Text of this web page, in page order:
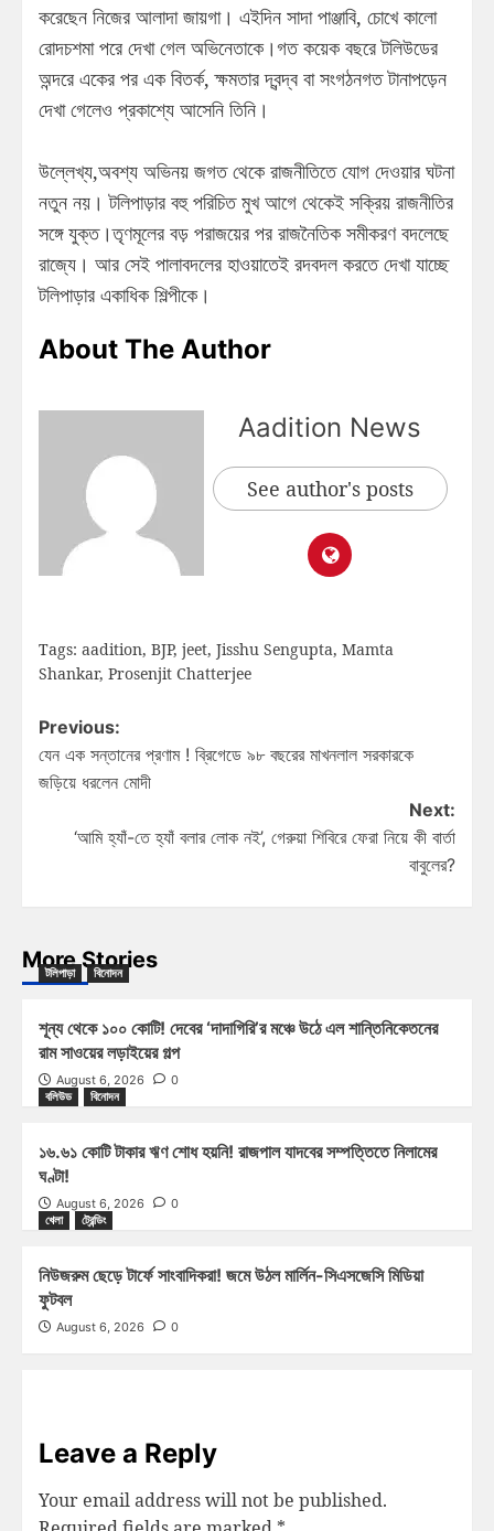
করেছেন নিজের আলাদা জায়গা। এইদিন সাদা পাঞ্জাবি, চোখে কালো
রোদচশমা পরে দেখা গেল অভিনেতাকে।গত কয়েক বছরে টলিউডের
অন্দরে একের পর এক বিতর্ক, ক্ষমতার দ্বন্দ্ব বা সংগঠনগত টানাপড়েন
দেখা গেলেও প্রকাশ্যে আসেনি তিনি।
উল্লেখ্য,অবশ্য অভিনয় জগত থেকে রাজনীতিতে যোগ দেওয়ার ঘটনা
নতুন নয়। টলিপাড়ার বহু পরিচিত মুখ আগে থেকেই সক্রিয় রাজনীতির
সঙ্গে যুক্ত।তৃণমূলের বড় পরাজয়ের পর রাজনৈতিক সমীকরণ বদলেছে
রাজ্যে। আর সেই পালাবদলের হাওয়াতেই রদবদল করতে দেখা যাচ্ছে
টলিপাড়ার একাধিক শিল্পীকে।
About The Author
Aadition News
See author's posts
Tags: aadition, BJP, jeet, Jisshu Sengupta, Mamta
Shankar, Prosenjit Chatterjee
Previous:
যেন এক সন্তানের প্রণাম ! ব্রিগেডে ৯৮ বছরের মাখনলাল সরকারকে
জড়িয়ে ধরলেন মোদী
Next:
‘আমি হ্যাঁ-তে হ্যাঁ বলার লোক নই’, গেরুয়া শিবিরে ফেরা নিয়ে কী বার্তা
বাবুলের?
More Stories
টলিপাড়া বিনোদন
শূন্য থেকে ১০০ কোটি! দেবের ‘দাদাগিরি’র মঞ্চে উঠে এল শান্তিনিকেতনের
রাম সাওয়ের লড়াইয়ের গল্প
August 6, 2026
0
বলিউড
বিনোদন
১৬.৬১ কোটি টাকার ঋণ শোধ হয়নি! রাজপাল যাদবের সম্পত্তিতে নিলামের
ঘণ্টা!
August 6, 2026
0
খেলা
ট্রেন্ডিং
নিউজরুম ছেড়ে টার্ফে সাংবাদিকরা! জমে উঠল মার্লিন-সিএসজেসি মিডিয়া
ফুটবল
August 6, 2026 0
Leave a Reply
Your email address will not be published.